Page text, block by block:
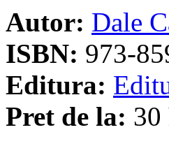
Autor: Dale
ISBN: 973-
Editura:
Pret de la: 30